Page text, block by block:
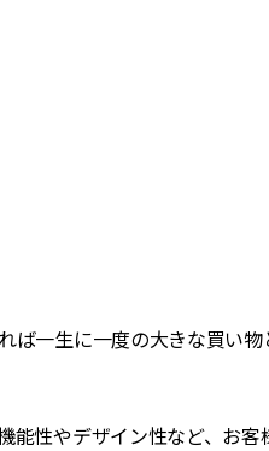
ば一生に一度の大きな買い物
能性やデザイン性など、お客